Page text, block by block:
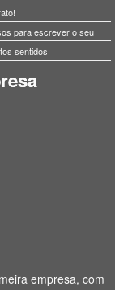
para escrever o seu
sentidos
empresa, com